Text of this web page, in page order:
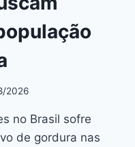
2026
no Brasil sofre
de gordura nas